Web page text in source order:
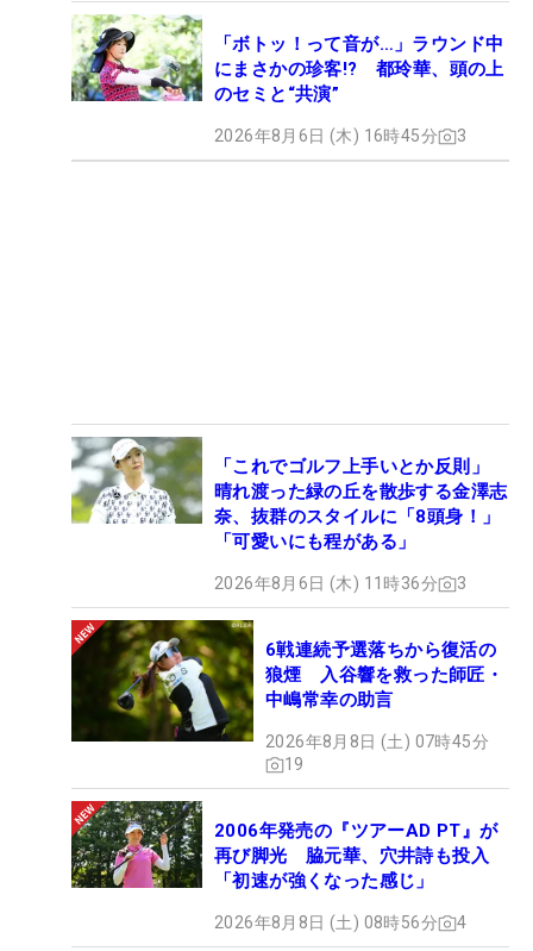
「ボトッ！って音が…」ラウンド中
にまさかの珍客!? 都玲華、頭の上
のセミと“共演”
2026年8月6日 (木) 16時45分 3
「これでゴルフ上手いとか反則」
晴れ渡った緑の丘を散歩する金澤志
奈、抜群のスタイルに「8頭身！」
「可愛いにも程がある」
2026年8月6日 (木) 11時36分 3
6戦連続予選落ちから復活の
狼煙 入谷響を救った師匠・
中嶋常幸の助言
2026年8月8日 (土) 07時45分
19
2006年発売の『ツアーAD PT』が
再び脚光 脇元華、穴井詩も投入
「初速が強くなった感じ」
2026年8月8日 (土) 08時56分 4